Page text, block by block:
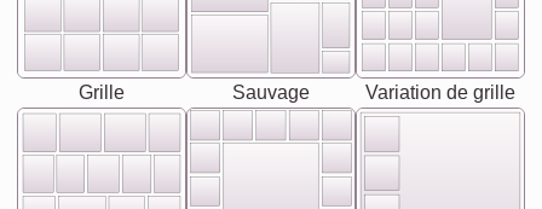
Grille Sauvage Variation de grille